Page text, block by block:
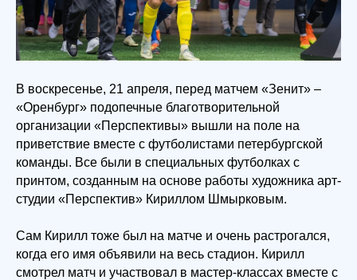
В воскресенье, 21 апреля, перед матчем «Зенит» –
«Оренбург» подопечные благотворительной
организации «Перспективы» вышли на поле на
приветствие вместе с футболистами петербургской
команды. Все были в специальных футболках с
принтом, созданным на основе работы художника арт-
студии «Перспектив» Кириллом Шмырковым.
Сам Кирилл тоже был на матче и очень растрогался,
когда его имя объявили на весь стадион. Кирилл
смотрел матч и участвовал в мастер-классах вместе с